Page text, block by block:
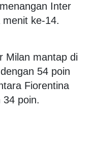
Inter
ke-14.
Milan mantap di
54 poin
Fiorentina
34 poin.